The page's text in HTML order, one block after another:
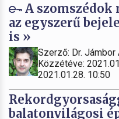
A szomszédok
az egyszerű
is »
Szerző: Dr. Jámbor
Közzétéve:
2021.01.28. 10:50
balatonvilágosi